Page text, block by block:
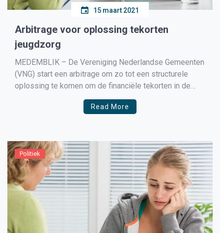
15 maart 2021
Arbitrage voor oplossing tekorten
jeugdzorg
MEDEMBLIK – De Vereniging Nederlandse Gemeenten
(VNG) start een arbitrage om zo tot een structurele
oplossing te komen om de financiële tekorten in de
jeugdzorg op te lossen. Afgelopen week werd duidelijk
dat er geen extra geld vanuit het Rijk naar de
Read More
Politiek